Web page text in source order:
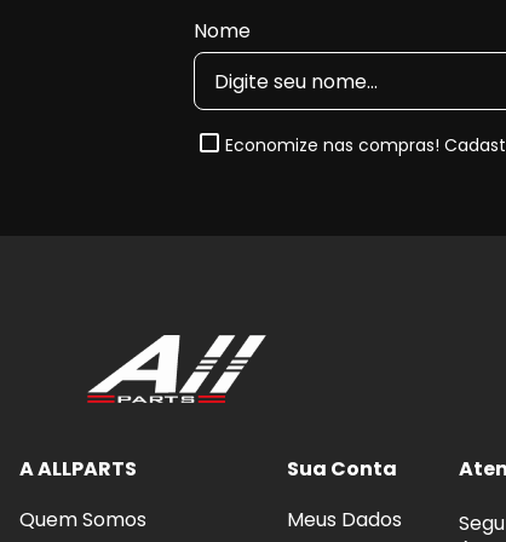
Compatibilidade dimensional
Nota de Compatibilidade:Este disco de freio
2008, 2009, 2010, 2011, 2012 e 2013. Sempre
para garantir o encaixe perfeito.
Benefícios imediatos da troca:
Frenagens mais estáveis, com melhor
Melhor dissipação de calor, reduzindo o
Nome
Economize nas compras!
A ALLPARTS
Quem Somos
Sua Conta
Meus Dados